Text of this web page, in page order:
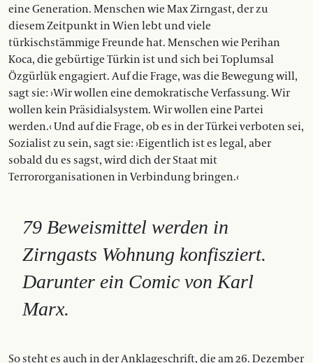
eine Generation. Menschen wie Max Zirngast, der zu
diesem Zeitpunkt in Wien lebt und viele
türkischstämmige Freunde hat. Menschen wie Perihan
Koca, die gebürtige Türkin ist und sich bei Toplumsal
Özgürlük engagiert. Auf die Frage, was die Bewegung will,
sagt sie: ›Wir wollen eine demokratische Verfassung. Wir
wollen kein Präsidialsystem. Wir wollen eine Partei
werden.‹ Und auf die Frage, ob es in der Türkei verboten sei,
Sozialist zu sein, sagt sie: ›Eigentlich ist es legal, aber
sobald du es sagst, wird dich der Staat mit
Terrororganisationen in Verbindung bringen.‹
79 Beweismittel werden in
Zirngasts Wohnung konfisziert.
Darunter ein Comic von Karl
Marx.
So steht es auch in der Anklageschrift, die am 26. Dezember